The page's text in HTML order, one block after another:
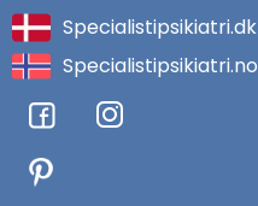
Specialistipsikiatri.dk
Specialistipsikiatri.no
F
a
c
e
I
n